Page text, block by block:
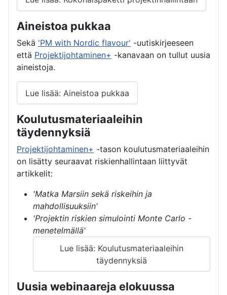
Aineistoa pukkaa
Sekä 'PM with Nordic flavour' -uutiskirjeeseen
että Projektijohtaminen+ -kanavaan on tullut uusia
aineistoja.
Lue lisää: Aineistoa pukkaa
Koulutusmateriaaleihin
täydennyksiä
Projektijohtaminen+ -tason koulutusmateriaaleihin
on lisätty seuraavat riskienhallintaan liittyvät
artikkelit:
'Matka Marsiin sekä riskeihin ja
mahdollisuuksiin'
'Projektin riskien simulointi Monte Carlo -
menetelmällä'
Lue lisää: Koulutusmateriaaleihin
täydennyksiä
Uusia webinaareja elokuussa